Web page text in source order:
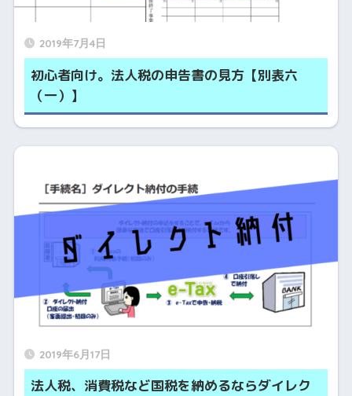
2019年7月4日
初心者向け。法人税の申告書の見方【別表六
（一）】
2019年6月17日
法人税、消費税など国税を納めるならダイレク